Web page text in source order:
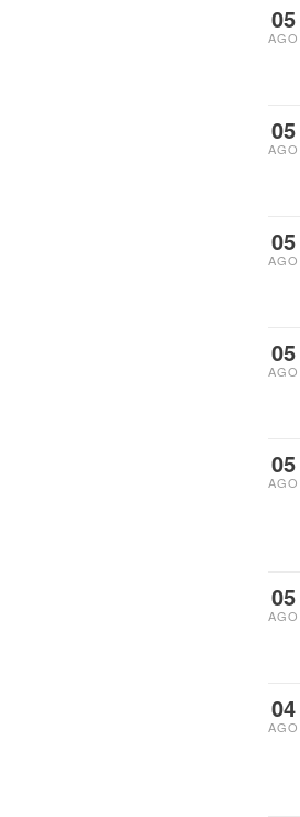
05
AGO
05
AGO
05
AGO
05
AGO
05
AGO
05
AGO
04
AGO